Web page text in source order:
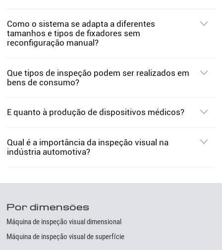
Como o sistema se adapta a diferentes
tamanhos e tipos de fixadores sem
reconfiguração manual?
Que tipos de inspeção podem ser realizados em
bens de consumo?
E quanto à produção de dispositivos médicos?
Qual é a importância da inspeção visual na
indústria automotiva?
Por dimensões
Máquina de inspeção visual dimensional
Máquina de inspeção visual de superfície